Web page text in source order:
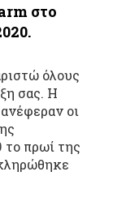
στο
όλους
σας. Η
οι
το πρωί της